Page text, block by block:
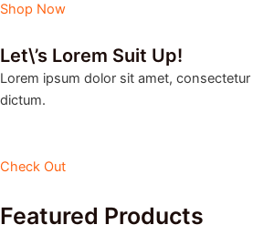
Shop Now
Let\’s Lorem Suit Up!
Lorem ipsum dolor sit amet,
dictum.​
Check Out
Featured Products